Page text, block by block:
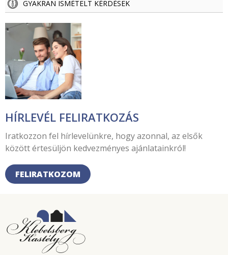
GYAKRAN ISMÉTELT KÉRDÉSEK
HÍRLEVÉL FELIRATKOZÁS
Iratkozzon fel hírlevelünkre, hogy azonnal, az elsők
között értesüljön kedvezményes ajánlatainkról!
FELIRATKOZOM